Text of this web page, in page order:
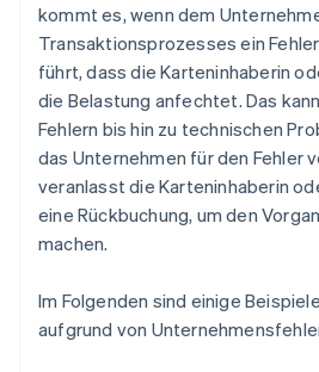
kommt es, wenn dem
Transaktionsprozesses ein
führt, dass die Karteninhaberin
die Belastung anfechtet. Das
Fehlern bis hin zu technischen
das Unternehmen für den Fehler
veranlasst die Karteninhaberin
eine Rückbuchung, um den
machen.
Im Folgenden sind einige
aufgrund von